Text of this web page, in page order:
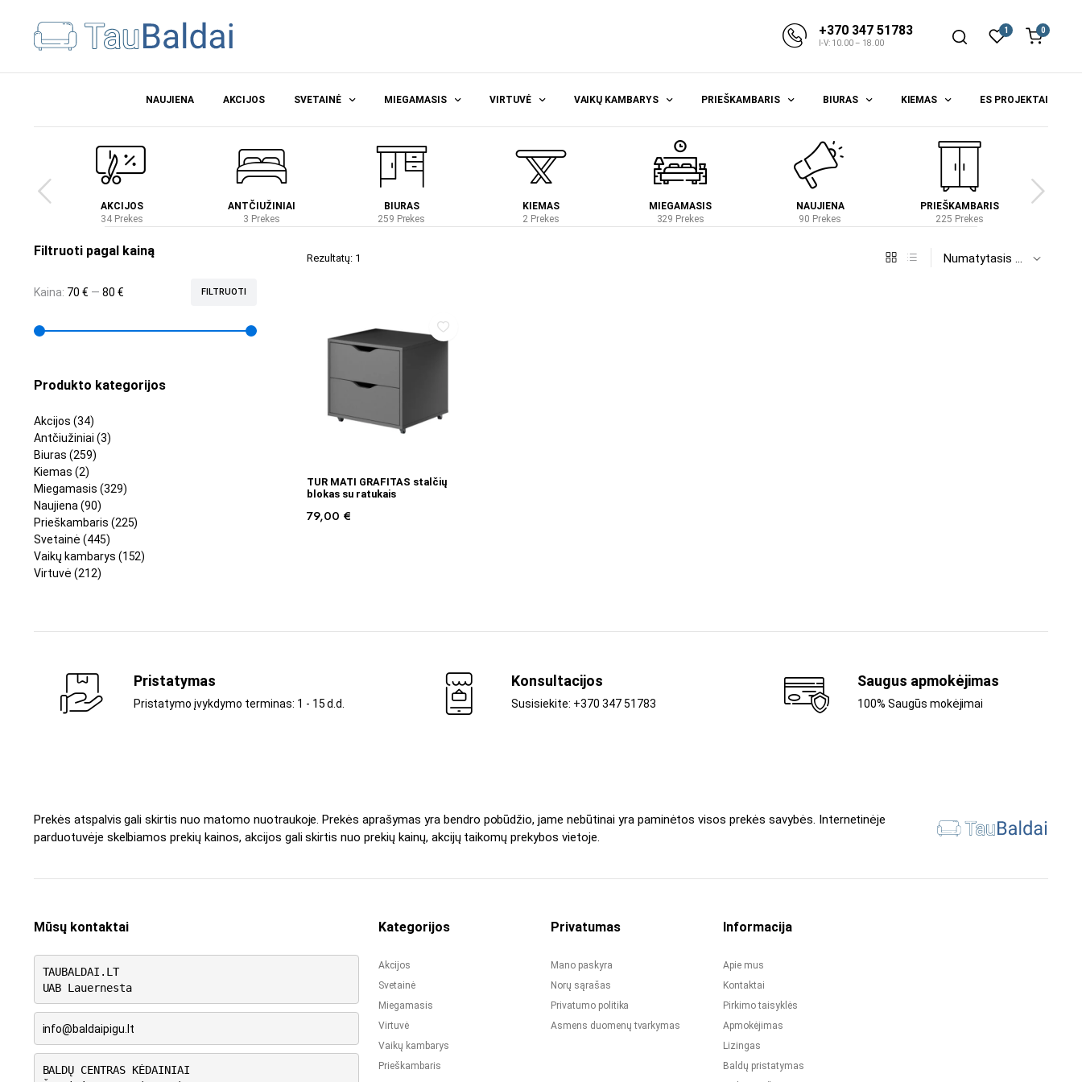
+370 347 51783
I-V: 10.00 – 18.00
1 0
NAUJIENA AKCIJOS SVETAINĖ MIEGAMASIS VIRTUVĖ VAIKŲ KAMBARYS PRIEŠKAMBARIS BIURAS KIEMAS ES PROJEKTAI
AKCIJOS
34 Prekes
ANTČIUŽINIAI
3 Prekes
BIURAS
259 Prekes
KIEMAS
2 Prekes
MIEGAMASIS
329 Prekes
NAUJIENA
90 Prekes
PRIEŠKAMBARIS
225 Prekes
Rezultatų: 1
Į KREPŠELĮ
TUR MATI GRAFITAS stalčių
blokas su ratukais
79,00 €
Filtruoti pagal kainą
FILTRUOTI
Kaina: 70 € — 80 €
Produkto kategorijos
Akcijos (34)
Antčiužiniai (3)
Biuras (259)
Kiemas (2)
Miegamasis (329)
Naujiena (90)
Prieškambaris (225)
Svetainė (445)
Vaikų kambarys (152)
Virtuvė (212)
Pristatymas
Pristatymo įvykdymo terminas: 1 - 15 d.d.
Konsultacijos
Susisiekite: +370 347 51783
Saugus apmokėjimas
100% Saugūs mokėjimai
Prekės atspalvis gali skirtis nuo matomo nuotraukoje. Prekės aprašymas yra bendro pobūdžio, jame nebūtinai yra paminėtos visos prekės savybės. Internetinėje
parduotuvėje skelbiamos prekių kainos, akcijos gali skirtis nuo prekių kainų, akcijų taikomų prekybos vietoje.
Mūsų kontaktai
TAUBALDAI.LT
UAB Lauernesta
info@baldaipigu.lt
BALDŲ CENTRAS KĖDAINIAI
Kategorijos
Akcijos
Svetainė
Miegamasis
Virtuvė
Vaikų kambarys
Prieškambaris
Privatumas
Mano paskyra
Norų sąrašas
Privatumo politika
Asmens duomenų tvarkymas
Informacija
Apie mus
Kontaktai
Pirkimo taisyklės
Apmokėjimas
Lizingas
Baldų pristatymas